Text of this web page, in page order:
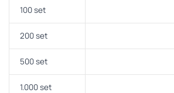
100 set
200 set
500 set
1.000 set